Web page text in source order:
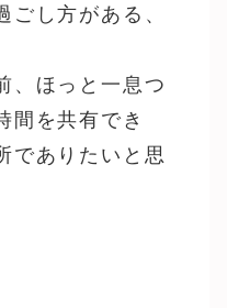
ごし方がある、
、ほっと一息つ
間を共有でき
でありたいと思